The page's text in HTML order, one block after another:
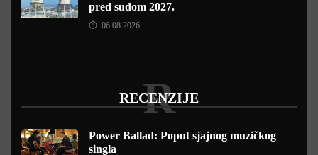
pred sudom 2027.
06.08.2026.
RECENZIJE
R
Power Ballad: Poput sjajnog muzičkog
singla